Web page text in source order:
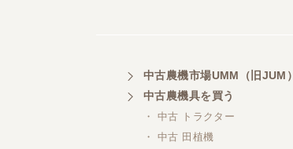
中古農機市場UMM（旧JUM）
中古農機具を買う
・ 中古 トラクター
・ 中古 田植機